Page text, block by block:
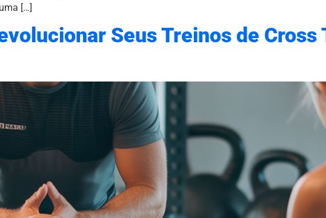
[…]
Seus Treinos de Cross